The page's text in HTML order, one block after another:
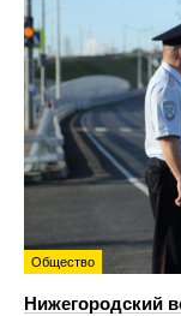
Общество
Нижегородский